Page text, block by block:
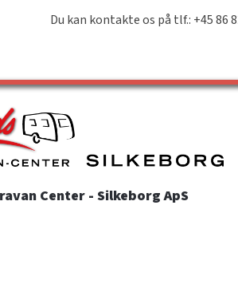
Du kan kontakte os på tlf.: +45 86
Center - Silkeborg ApS